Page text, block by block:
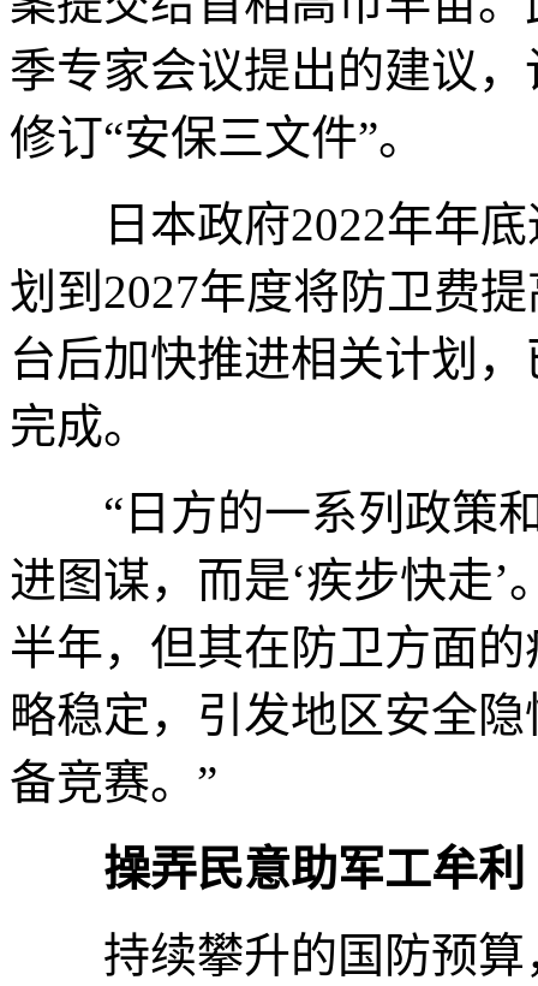
季专家会议提出的建议
修订“安保三文件”。
日本政府2022年年底
划到2027年度将防卫费
台后加快推进相关计划
完成。
“日方的一系列政策和
进图谋，而是‘疾步快走
半年，但其在防卫方面
略稳定，引发地区安全
备竞赛。”
操弄民意助军工牟利
持续攀升的国防预算